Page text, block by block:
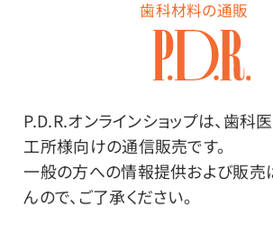
歯科材料の通販
P.D.R.オンラインショップは、歯科
工所様向けの通信販売です。
一般の方への情報提供および販売
んので、ご了承ください。商品詳細